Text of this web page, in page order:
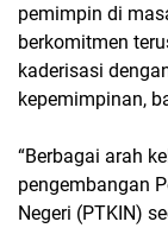
pemimpin di
berkomitmen
kaderisasi
kepemimpinan,
“Berbagai arah
pengembangan
Negeri (PTKIN)